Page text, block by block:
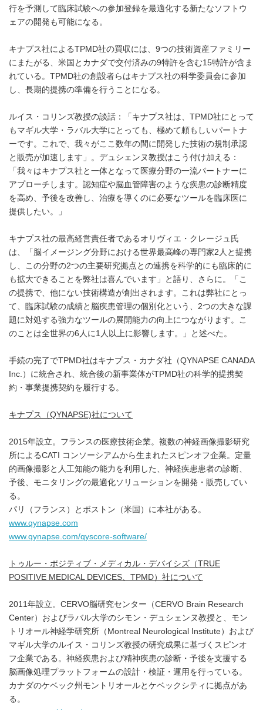
行を予測して臨床試験への参加登録を最適化する新たなソフトウ
ェアの開発も可能になる。
キナプス社によるTPMD社の買収には、9つの技術資産ファミリー
にまたがる、米国とカナダで交付済みの9特許を含む15特許が含ま
れている。TPMD社の創設者らはキナプス社の科学委員会に参加
し、長期的提携の準備を行うことになる。
ルイス・コリンズ教授の談話：「キナプス社は、TPMD社にとって
もマギル大学・ラバル大学にとっても、極めて頼もしいパートナ
ーです。これで、我々がここ数年の間に開発した技術の規制承認
と販売が加速します」。デュシェンヌ教授はこう付け加える：
「我々はキナプス社と一体となって医療分野の一流パートナーに
アプローチします。認知症や脳血管障害のような疾患の診断精度
を高め、予後を改善し、治療を導くのに必要なツールを臨床医に
提供したい。」
キナプス社の最高経営責任者であるオリヴィエ・クレージュ氏
は、「脳イメージング分野における世界最高峰の専門家2人と提携
し、この分野の2つの主要研究拠点との連携を科学的にも臨床的に
も拡大できることを弊社は喜んでいます」と語り、さらに。「こ
の提携で、他にない技術構造が創出されます。これは弊社にとっ
て、臨床試験の成績と脳疾患管理の個別化という、2つの大きな課
題に対処する強力なツールの展開能力の向上につながります。こ
のことは全世界の6人に1人以上に影響します。」と述べた。
手続の完了でTPMD社はキナプス・カナダ社（QYNAPSE CANADA
Inc.）に統合され、統合後の新事業体がTPMD社の科学的提携契
約・事業提携契約を履行する。
キナプス（QYNAPSE)社について
2015年設立。フランスの医療技術企業。複数の神経画像撮影研究
所によるCATI コンソーシアムから生まれたスピンオフ企業。定量
的画像撮影と人工知能の能力を利用した、神経疾患患者の診断、
予後、モニタリングの最適化ソリューションを開発・販売してい
る。
パリ（フランス）とボストン（米国）に本社がある。
www.qynapse.com
www.qynapse.com/qyscore-software/
トゥルー・ポジティブ・メディカル・デバイシズ（TRUE
POSITIVE MEDICAL DEVICES、 TPMD）社について
2011年設立。CERVO脳研究センター（CERVO Brain Research
Center）およびラバル大学のシモン・デュシェンヌ教授と、モン
トリオール神経学研究所（Montreal Neurological Institute）および
マギル大学のルイス・コリンズ教授の研究成果に基づくスピンオ
フ企業である。神経疾患および精神疾患の診断・予後を支援する
脳画像処理プラットフォームの設計・検証・運用を行っている。
カナダのケベック州モントリオールとケベックシティに拠点があ
る。